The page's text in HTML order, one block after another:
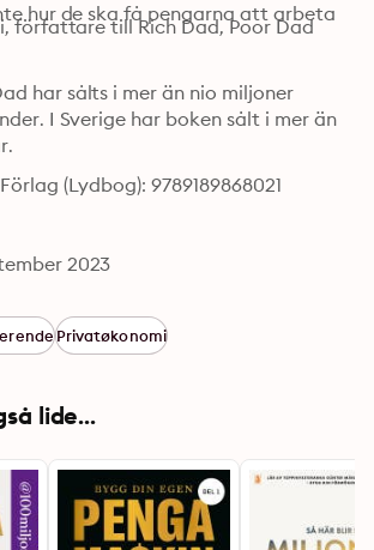
hur de ska få pengarna att arbeta
författare till Rich Dad, Poor Dad
har sålts i mer än nio miljoner
I Sverige har boken sålt i mer än
(Lydbog): 9789189868021
2023
Privatøkonomi
lide...